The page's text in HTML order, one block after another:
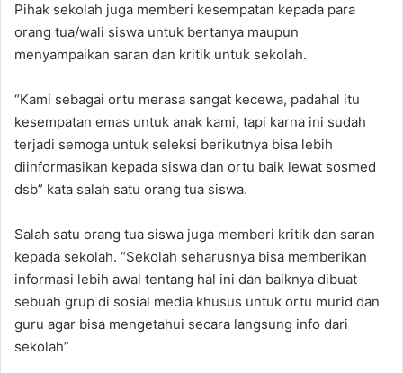
Pihak sekolah juga memberi kesempatan kepada para
orang tua/wali siswa untuk bertanya maupun
menyampaikan saran dan kritik untuk sekolah.
“Kami sebagai ortu merasa sangat kecewa, padahal itu
kesempatan emas untuk anak kami, tapi karna ini sudah
terjadi semoga untuk seleksi berikutnya bisa lebih
diinformasikan kepada siswa dan ortu baik lewat sosmed
dsb” kata salah satu orang tua siswa.
Salah satu orang tua siswa juga memberi kritik dan saran
kepada sekolah. “Sekolah seharusnya bisa memberikan
informasi lebih awal tentang hal ini dan baiknya dibuat
sebuah grup di sosial media khusus untuk ortu murid dan
guru agar bisa mengetahui secara langsung info dari
sekolah”